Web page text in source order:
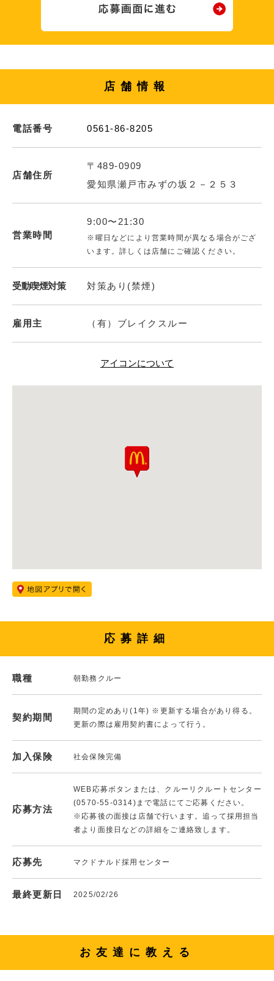
店舗情報
電話番号 0561-86-8205
店舗住所
〒489-0909
愛知県瀬戸市みずの坂２－２５３
営業時間
9:00〜21:30
※曜日などにより営業時間が異なる場合がござ
います。詳しくは店舗にご確認ください。
受動喫煙対策 対策あり(禁煙)
雇用主 （有）ブレイクスルー
アイコンについて
応募詳細
職種 朝勤務クルー
契約期間
期間の定めあり(1年) ※更新する場合があり得る。
更新の際は雇用契約書によって行う。
加入保険 社会保険完備
応募方法
WEB応募ボタンまたは、クルーリクルートセンター
(0570-55-0314)まで電話にてご応募ください。
※応募後の面接は店舗で行います。追って採用担当
者より面接日などの詳細をご連絡致します。
応募先 マクドナルド採用センター
最終更新日 2025/02/26
お友達に教える